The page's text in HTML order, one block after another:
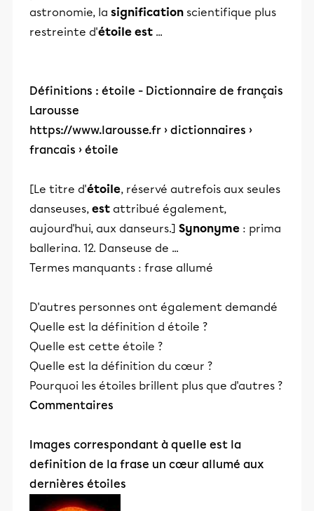
astronomie, la signification scientifique plus
restreinte d'étoile est ...
Définitions : étoile - Dictionnaire de français
Larousse
https://www.larousse.fr › dictionnaires ›
francais › étoile
[Le titre d'étoile, réservé autrefois aux seules
danseuses, est attribué également,
aujourd'hui, aux danseurs.] Synonyme : prima
ballerina. 12. Danseuse de ...
Termes manquants : frase ‎allumé
D'autres personnes ont également demandé
Quelle est la définition d étoile ?
Quelle est cette étoile ?
Quelle est la définition du cœur ?
Pourquoi les étoiles brillent plus que d'autres ?
Commentaires
Images correspondant à quelle est la
definition de la frase un cœur allumé aux
dernières étoiles